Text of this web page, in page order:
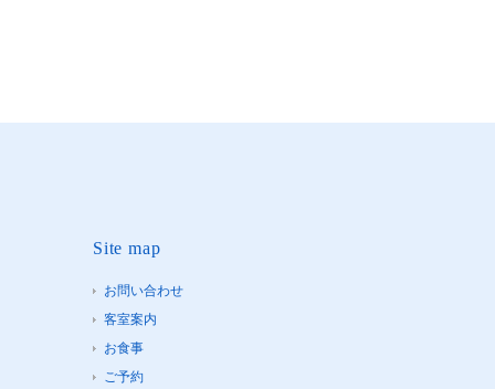
Site map
お問い合わせ
客室案内
お食事
ご予約